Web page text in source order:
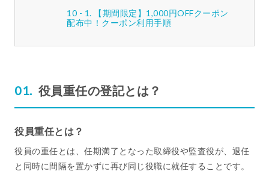
【期間限定】1,000円OFFクーポン
配布中！クーポン利用手順
役員重任の登記とは？
役員重任とは？
役員の重任とは、任期満了となった取締役や監査役が、退任
と同時に間隔を置かずに再び同じ役職に就任することです。